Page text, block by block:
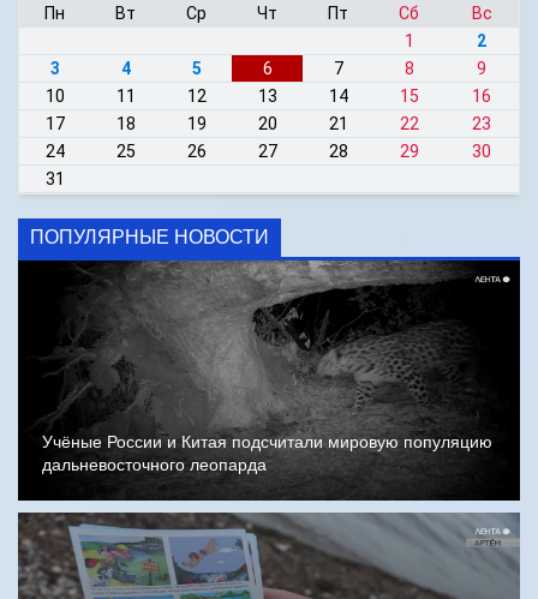
Пн Вт Ср Чт Пт Сб
Вс
1
2
3
4 5 6 7 8
9
10
11 12 13 14 15
16
17
18 19 20 21 22
23
24
25 26 27 28 29
30
31
ПОПУЛЯРНЫЕ НОВОСТИ
Учёные России и Китая подсчитали мировую популяцию
дальневосточного леопарда